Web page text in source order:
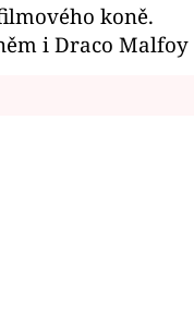
koně.
i Draco Malfoy